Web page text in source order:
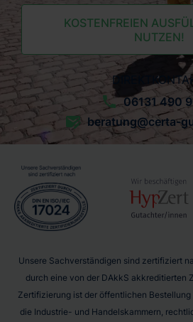
KOSTENFREIEN
NUTZEN!
06131 490
beratung@certa-
Unsere Sachverständigen sind zertifiziert
durch eine von der DAkkS akkreditierten
Zertifizierung ist der öffentlichen Bestellung
die Industrie- und Handelskammern,